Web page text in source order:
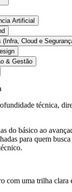
Artificial
(Infra, Cloud e
& Gestão
técnica,
do básico ao
para quem
com uma trilha clara